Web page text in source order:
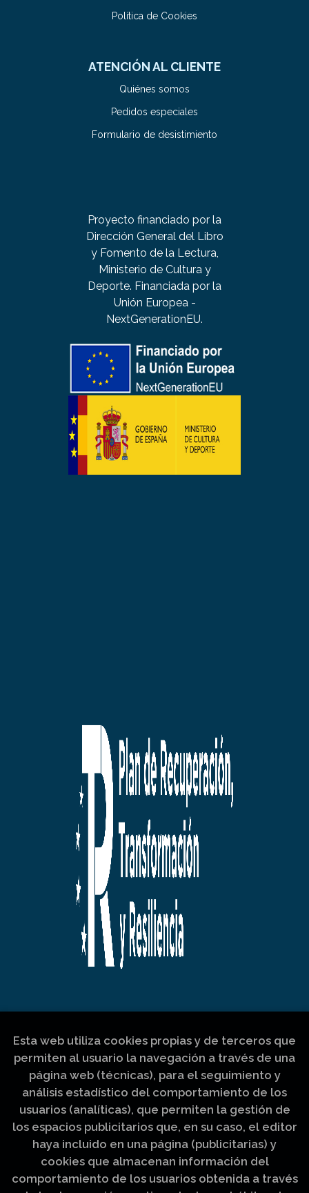
Política de Cookies
ATENCIÓN AL CLIENTE
Quiénes somos
Pedidos especiales
Formulario de desistimiento
Proyecto financiado por la
Dirección General del Libro
y Fomento de la Lectura,
Ministerio de Cultura y
Deporte. Financiada por la
Unión Europea -
NextGenerationEU.
Esta web utiliza cookies propias y de terceros que
permiten al usuario la navegación a través de una
página web (técnicas), para el seguimiento y
análisis estadístico del comportamiento de los
usuarios (analíticas), que permiten la gestión de
los espacios publicitarios que, en su caso, el editor
haya incluido en una página (publicitarias) y
cookies que almacenan información del
comportamiento de los usuarios obtenida a través